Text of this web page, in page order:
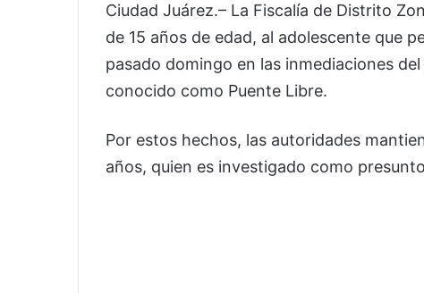
Ciudad Juárez.– La Fiscalía de Distrito
de 15 años de edad, al adolescente que
pasado domingo en las inmediaciones
conocido como Puente Libre.
Por estos hechos, las autoridades
años, quien es investigado como